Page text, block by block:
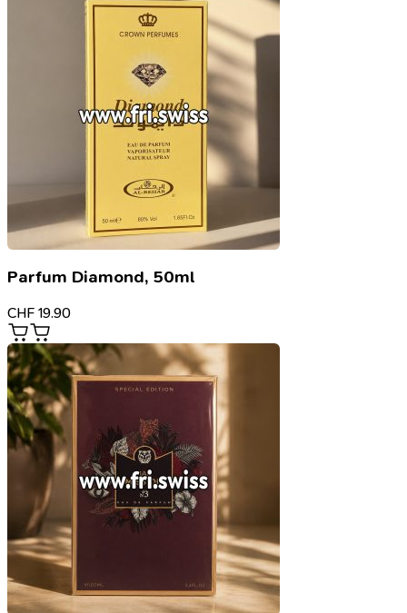
Parfum Diamond, 50ml
CHF 19.90